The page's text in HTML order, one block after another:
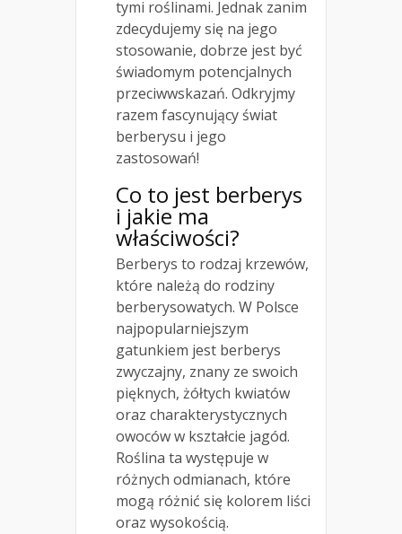
tymi roślinami. Jednak zanim
zdecydujemy się na jego
stosowanie, dobrze jest być
świadomym potencjalnych
przeciwwskazań. Odkryjmy
razem fascynujący świat
berberysu i jego
zastosowań!
Co to jest berberys
i jakie ma
właściwości?
Berberys to rodzaj krzewów,
które należą do rodziny
berberysowatych. W Polsce
najpopularniejszym
gatunkiem jest berberys
zwyczajny, znany ze swoich
pięknych, żółtych kwiatów
oraz charakterystycznych
owoców w kształcie jagód.
Roślina ta występuje w
różnych odmianach, które
mogą różnić się kolorem liści
oraz wysokością.